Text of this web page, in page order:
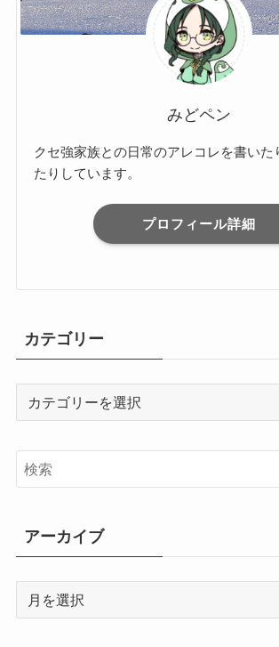
みどペン
クセ強家族との日常のアレコレを書いた
たりしています。
プロフィール詳細
カテゴリー
リ
ー
アーカイブ